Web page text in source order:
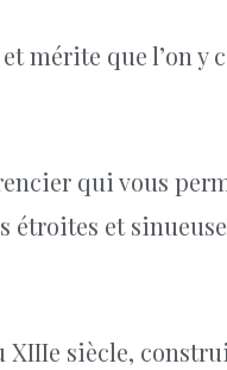
mérite que l’on y
qui vous
et
XIIIe siècle,